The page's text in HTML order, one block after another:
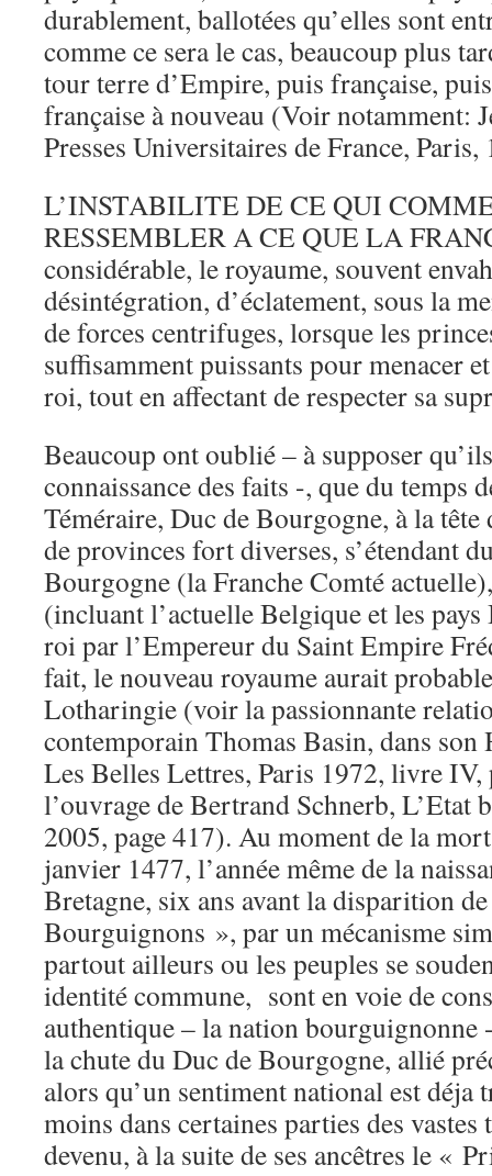
durablement, ballotées qu’elles sont
comme ce sera le cas, beaucoup plus
tour terre d’Empire, puis française,
française à nouveau (Voir notamment:
Presses Universitaires de France, Paris,
L’INSTABILITE DE CE QUI
RESSEMBLER A CE QUE LA
considérable, le royaume, souvent
désintégration, d’éclatement, sous la
de forces centrifuges, lorsque les
suffisamment puissants pour menacer
roi, tout en affectant de respecter sa
Beaucoup ont oublié – à supposer
connaissance des faits -, que du temps
Téméraire, Duc de Bourgogne, à la
de provinces fort diverses, s’étendant
Bourgogne (la Franche Comté
(incluant l’actuelle Belgique et les
roi par l’Empereur du Saint Empire
fait, le nouveau royaume aurait
Lotharingie (voir la passionnante
contemporain Thomas Basin, dans
Les Belles Lettres, Paris 1972, livre IV,
l’ouvrage de Bertrand Schnerb, L’Etat
2005, page 417). Au moment de la
janvier 1477, l’année même de la
Bretagne, six ans avant la disparition
Bourguignons », par un mécanisme
partout ailleurs ou les peuples se
identité commune, sont en voie de
authentique – la nation bourguignonne
la chute du Duc de Bourgogne, allié
alors qu’un sentiment national est déja
moins dans certaines parties des
devenu, à la suite de ses ancêtres le «